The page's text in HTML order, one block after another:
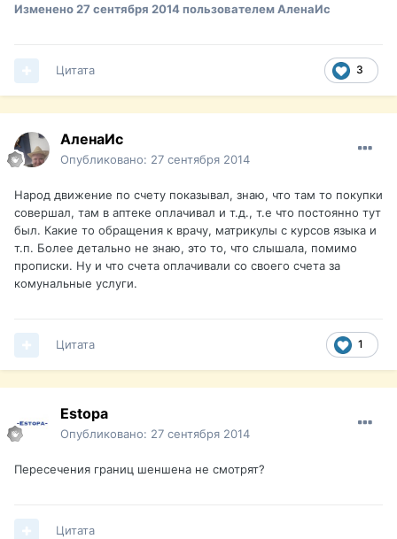
Изменено27 сентября 2014пользователем АленаИс
3
Цитата
АленаИс
Опубликовано: 27 сентября 2014
Народ движение по счету показывал, знаю, что там то покупки
совершал, там в аптеке оплачивал и т.д., т.е что постоянно тут
был. Какие то обращения к врачу, матрикулы с курсов языка и
т.п. Более детально не знаю, это то, что слышала, помимо
прописки. Ну и что счета оплачивали со своего счета за
комунальные услуги.
1
Цитата
Estopa
Опубликовано: 27 сентября 2014
Пересечения границ шеншена не смотрят?
Цитата